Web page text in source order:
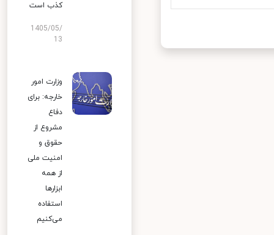
کذب است
1405/05/
13
وزارت امور
خارجه: برای
دفاع
مشروع از
حقوق و
امنیت ملی
از همه
ابزارها
استفاده
می‌کنیم